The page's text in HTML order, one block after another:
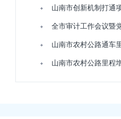
山南市创新机制打通
全市审计工作会议暨
山南市农村公路通车
山南市农村公路里程